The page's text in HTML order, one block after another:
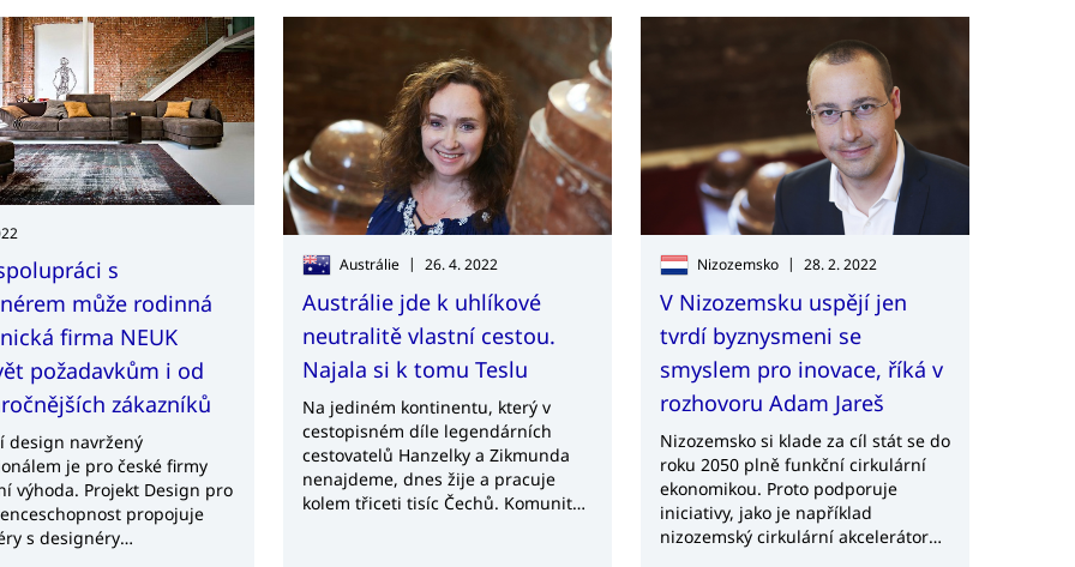
spolupráci. K
oborům, kde se vyplatí
designéra, patří mimo jiné i
průmysl. To si uvědomuje
která využila
projektu Design pro
a
Adresáře
CzechTrade se spojila s
Miluškou Vodrážkovou.
WOOD 4 EVER.
s
může rodinná
firma NEUK
požadavkům i od
zákazníků
design navržený
je pro české firmy
výhoda. Projekt Design pro
propojuje
s designéry
Austrálie | 26. 4. 2022
Austrálie jde k uhlíkové
neutralitě vlastní cestou.
Najala si k tomu Teslu
Na jediném kontinentu, který v
cestopisném díle legendárních
cestovatelů Hanzelky a Zikmunda
nenajdeme, dnes žije a pracuje
kolem třiceti tisíc Čechů. Komunita
Nizozemsko | 28. 2. 2022
V Nizozemsku uspějí jen
tvrdí byznysmeni se
smyslem pro inovace, říká v
rozhovoru Adam Jareš
Nizozemsko si klade za cíl stát se do
roku 2050 plně funkční cirkulární
ekonomikou. Proto podporuje
iniciativy, jako je například
nizozemský cirkulární akcelerátor